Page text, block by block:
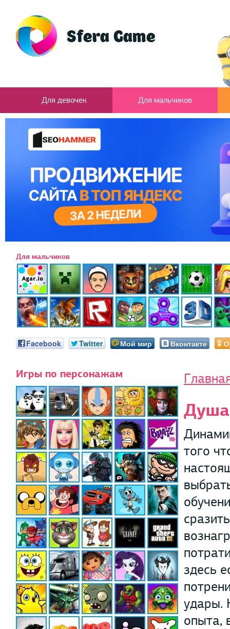
Для девочек Для мальчиков
Для мальчиков
Facebook Twitter Мой мир Вконтакте
Игры по персонажам
Душа
того
здесь
удары.
опыта,